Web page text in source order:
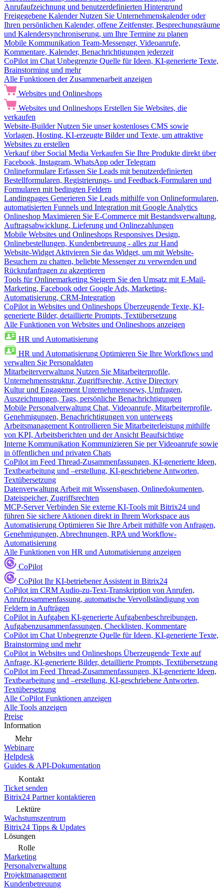
Anrufaufzeichnung und benutzerdefinierten Hintergrund
Freigegebene Kalender Nutzen Sie Unternehmenskalender oder
Ihren persönlichen Kalender, offene Zeitfenster, Besprechungsräume
und Kalendersynchroniserung, um Ihre Termine zu planen
Mobile Kommunikation Team-Messenger, Videoanrufe,
Kommentare, Kalender, Benachrichtigungen jederzeit
CoPilot im Chat Unbegrenzte Quelle für Ideen, KI-generierte Texte,
Brainstorming und mehr
Alle Funktionen der Zusammenarbeit anzeigen
Websites und Onlineshops
Websites und Onlineshops Erstellen Sie Websites, die
verkaufen
Website-Builder Nutzen Sie unser kostenloses CMS sowie
Vorlagen, Hosting, KI-erzeugte Bilder und Texte, um attraktive
Websites zu erstellen
Verkauf über Social Media Verkaufen Sie Ihre Produkte direkt über
Facebook, Instagram, WhatsApp oder Telegram
Onlineformulare Erfassen Sie Leads mit benutzerdefinierten
Bestellformularen, Registrierungs- und Feedback-Formularen und
Formularen mit bedingten Feldern
Landingpages Generieren Sie Leads mithilfe von Onlineformularen,
automatisierten Funnels und Integration mit Google Analytics
Onlineshop Maximieren Sie E-Commerce mit Bestandsverwaltung,
Auftragsabwicklung, Lieferung und Onlinezahlungen
Mobile Websites und Onlineshops Responsives Design,
Onlinebestellungen, Kundenbetreuung - alles zur Hand
Website-Widget Aktivieren Sie das Widget, um mit Website-
Besuchern zu chatten, beliebte Messenger zu verwenden und
Rückrufanfragen zu akzeptieren
Tools für Onlinemarketing Steigern Sie den Umsatz mit E-Mail-
Marketing, Facebook oder Google Ads, Marketing-
Automatisierung, CRM-Integration
CoPilot in Websites und Onlineshops Überzeugende Texte, KI-
generierte Bilder, detaillierte Prompts, Textübersetzung
Alle Funktionen von Websites und Onlineshops anzeigen
HR und Automatisierung
HR und Automatisierung Optimieren Sie Ihre Workflows und
verwalten Sie Personaldaten
Mitarbeiterverwaltung Nutzen Sie Mitarbeiterprofile,
Unternehmensstruktur, Zugriffsrechte, Active Directory
Kultur und Engagement Unternehmensnews, Umfragen,
Auszeichnungen, Tags, persönliche Benachrichtigungen
Mobile Personalverwaltung Chat, Videoanrufe, Mitarbeiterprofile,
Genehmigungen, Benachrichtigungen von unterwegs
Arbeitsmanagement Kontrollieren Sie Mitarbeiterleistung mithilfe
von KPI, Arbeitsberichten und der Ansicht Beaufsichtige
Interne Kommunikation Kommunizieren Sie per Videoanrufe sowie
in öffentlichen und privaten Chats
CoPilot im Feed Thread-Zusammenfassungen, KI-generierte Ideen,
Textbearbeitung und –erstellung, KI-geschriebene Antworten,
Textübersetzung
Datenverwaltung Arbeit mit Wissensbasen, Onlinedokumenten,
Dateispeicher, Zugriffsrechten
MCP-Server Verbinden Sie externe KI-Tools mit Bitrix24 und
führen Sie sichere Aktionen direkt in Ihrem Workspace aus
Automatisierung Optimieren Sie Ihre Arbeit mithilfe von Anfragen,
Genehmigungen, Abrechnungen, RPA und Workflow-
Automatisierung
Alle Funktionen von HR und Automatisierung anzeigen
CoPilot
CoPilot Ihr KI-betriebener Assistent in Bitrix24
CoPilot im CRM Audio-zu-Text-Transkription von Anrufen,
Anrufzusammenfassung, automatische Vervollständigung von
Feldern in Aufträgen
CoPilot in Aufgaben KI-generierte Aufgabenbeschreibungen,
Aufgabenzusammenfassungen, Checklisten, Kommentare
CoPilot im Chat Unbegrenzte Quelle für Ideen, KI-generierte Texte,
Brainstorming und mehr
CoPilot in Websites und Onlineshops Überzeugende Texte auf
Anfrage, KI-generierte Bilder, detaillierte Prompts, Textübersetzung
CoPilot im Feed Thread-Zusammenfassungen, KI-generierte Ideen,
Textbearbeitung und –erstellung, KI-geschriebene Antworten,
Textübersetzung
Alle CoPilot Funktionen anzeigen
Alle Tools anzeigen
Preise
Information
Mehr
Webinare
Helpdesk
Guides & API-Dokumentation
Kontakt
Ticket senden
Bitrix24 Partner kontaktieren
Lektüre
Wachstumszentrum
Bitrix24 Tipps & Updates
Lösungen
Rolle
Marketing
Personalverwaltung
Projektmanagement
Kundenbetreuung